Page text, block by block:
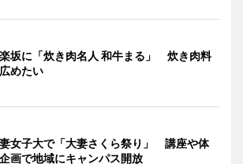
坂に「炊き肉名人 和牛まる」 炊き肉料
めたい
女子大で「大妻さくら祭り」 講座や体
画で地域にキャンパス開放